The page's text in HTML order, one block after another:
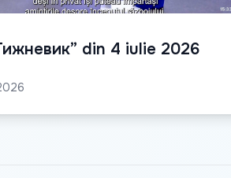
din 4 iulie 2026